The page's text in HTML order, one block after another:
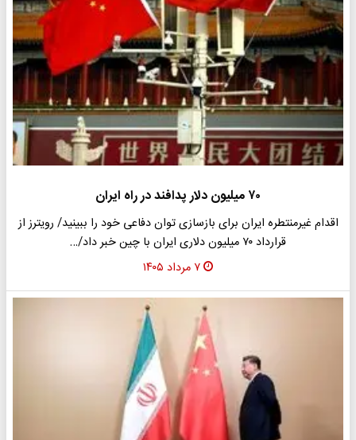
۷۰ میلیون دلار پدافند در راه ایران
اقدام غیرمنتطره ایران برای بازسازی توان دفاعی خود را ببینید/ رویترز از
قرارداد ۷۰ میلیون دلاری ایران با چین خبر داد/…
۷ مرداد ۱۴۰۵